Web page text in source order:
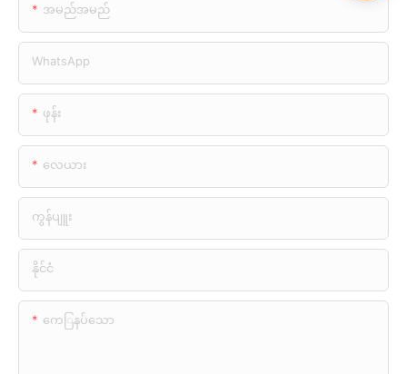
အမည်အမည်
WhatsApp
ဖုန်း
လေယား
ကွန်ပျူး
နိုင်ငံ
ကေြနပ်သော